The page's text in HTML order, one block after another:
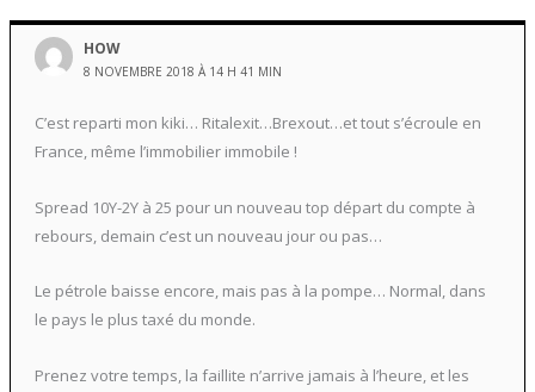
HOW
8 NOVEMBRE 2018 À 14 H 41 MIN
C’est reparti mon kiki… Ritalexit…Brexout…et tout s’écroule en
France, même l’immobilier immobile !
Spread 10Y-2Y à 25 pour un nouveau top départ du compte à
rebours, demain c’est un nouveau jour ou pas…
Le pétrole baisse encore, mais pas à la pompe… Normal, dans
le pays le plus taxé du monde.
Prenez votre temps, la faillite n’arrive jamais à l’heure, et les